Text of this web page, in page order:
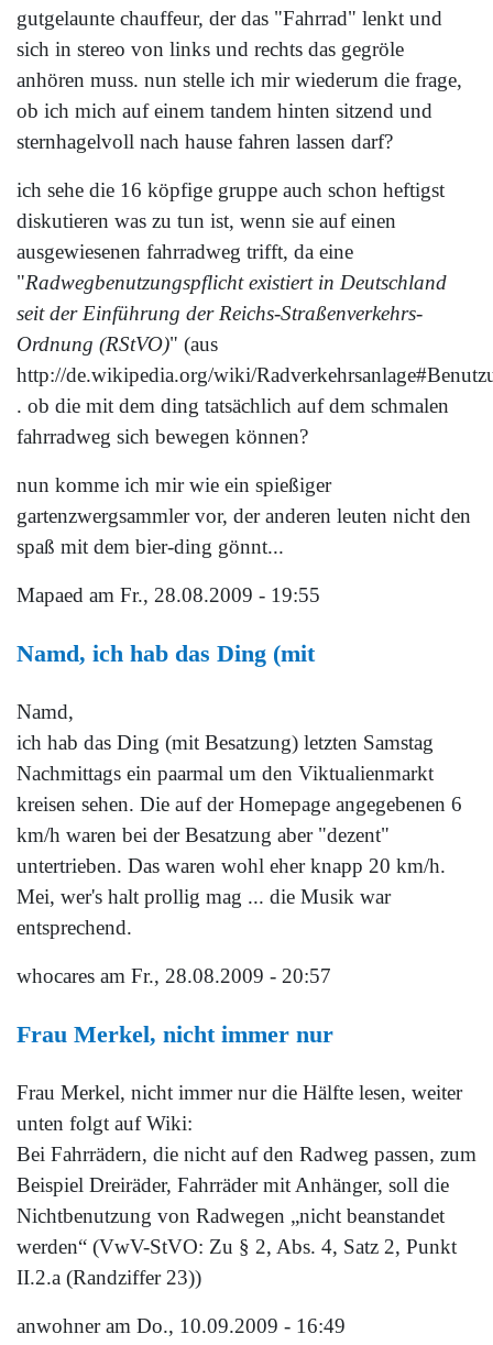
gutgelaunte chauffeur, der das "Fahrrad" lenkt und
sich in stereo von links und rechts das gegröle
anhören muss. nun stelle ich mir wiederum die frage,
ob ich mich auf einem tandem hinten sitzend und
sternhagelvoll nach hause fahren lassen darf?
ich sehe die 16 köpfige gruppe auch schon heftigst
diskutieren was zu tun ist, wenn sie auf einen
ausgewiesenen fahrradweg trifft, da eine
"Radwegbenutzungspflicht existiert in Deutschland
seit der Einführung der Reichs-Straßenverkehrs-
Ordnung (RStVO)" (aus
http://de.wikipedia.org/wiki/
. ob die mit dem ding tatsächlich auf dem schmalen
fahrradweg sich bewegen können?
nun komme ich mir wie ein spießiger
gartenzwergsammler vor, der anderen leuten nicht den
spaß mit dem bier-ding gönnt...
Mapaed am Fr., 28.08.2009 - 19:55
Namd, ich hab das Ding (mit
Namd,
ich hab das Ding (mit Besatzung) letzten Samstag
Nachmittags ein paarmal um den Viktualienmarkt
kreisen sehen. Die auf der Homepage angegebenen 6
km/h waren bei der Besatzung aber "dezent"
untertrieben. Das waren wohl eher knapp 20 km/h.
Mei, wer's halt prollig mag ... die Musik war
entsprechend.
whocares am Fr., 28.08.2009 - 20:57
Frau Merkel, nicht immer nur
Frau Merkel, nicht immer nur die Hälfte lesen, weiter
unten folgt auf Wiki:
Bei Fahrrädern, die nicht auf den Radweg passen, zum
Beispiel Dreiräder, Fahrräder mit Anhänger, soll die
Nichtbenutzung von Radwegen „nicht beanstandet
werden“ (VwV-StVO: Zu § 2, Abs. 4, Satz 2, Punkt
II.2.a (Randziffer 23))
anwohneram Do., 10.09.2009 - 16:49